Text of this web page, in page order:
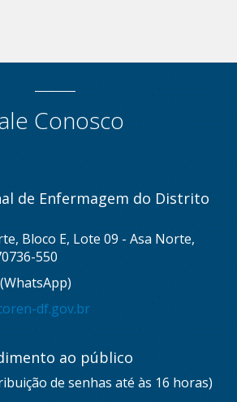
Conosco
de Enfermagem do Distrito
Bloco E, Lote 09 - Asa Norte,
550
df.gov.br
ao público
de senhas até às 16 horas)